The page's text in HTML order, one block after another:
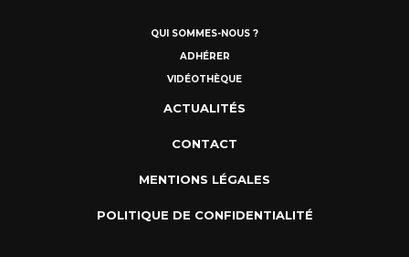
QUI SOMMES-NOUS ?
ADHÉRER
VIDÉOTHÈQUE
ACTUALITÉS
CONTACT
MENTIONS LÉGALES
POLITIQUE DE CONFIDENTIALITÉ